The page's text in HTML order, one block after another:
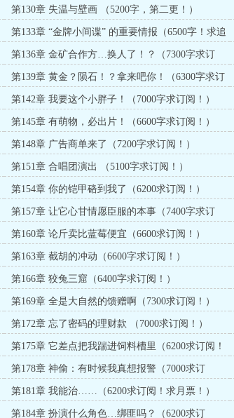
第130章 失温与壁画 （5200字，第二更！）
第133章 “金牌小间谍” 的重要情报（6500字！求追
读！）
第136章 金矿合作方…换人了！？（7300字求订
阅！）
第139章 黄金？陨石！？拿来吧你！（6300字求订
阅！）
第142章 我要这个小胖子！（7000字求订阅！）
第145章 有萌物，必出片！（6600字求订阅！）
第148章 广告商单来了（7200字求订阅！）
第151章 合唱团演出 （5100字求订阅！）
第154章 你的铠甲硌到我了（6200求订阅！）
第157章 让它心甘情愿臣服的本事（7400字求订
阅！）
第160章 论斤卖比蓝莓便宜（6600求订阅！）
第163章 截胡的冲动（6600字求订阅！）
第166章 狡兔三窟（6400字求订阅！）
第169章 全是大自然的馈赠啊（7300求订阅！）
第172章 忘了密码的理财款 （7000求订阅！）
第175章 它差点把我踹进饲料槽里（6200求订阅！
求月票！）
第178章 神偷：有时候我真想报警（7000求订
阅！）
第181章 我能治……（6200求订阅！求月票！）
第184章 扮演什么角色…绑匪吗？（6200求订